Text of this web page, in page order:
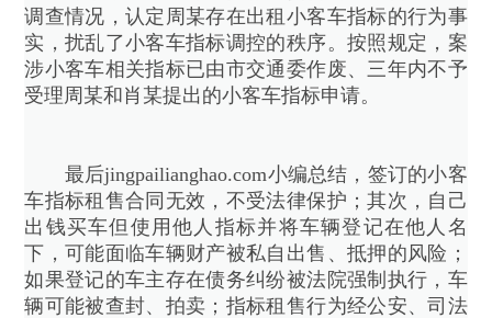
调查情况，认定周某存在出租小客车指标的行为事
实，扰乱了小客车指标调控的秩序。按照规定，案
涉小客车相关指标已由市交通委作废、三年内不予
受理周某和肖某提出的小客车指标申请。
最后jingpailianghao.com小编总结，签订的小客
车指标租售合同无效，不受法律保护；其次，自己
出钱买车但使用他人指标并将车辆登记在他人名
下，可能面临车辆财产被私自出售、抵押的风险；
如果登记的车主存在债务纠纷被法院强制执行，车
辆可能被查封、拍卖；指标租售行为经公安、司法